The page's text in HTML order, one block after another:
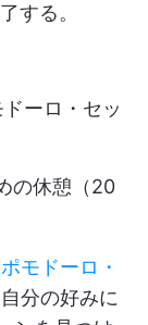
する。
ーロ・セッ
の休憩（20
モドーロ・
分の好みに